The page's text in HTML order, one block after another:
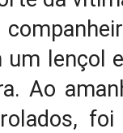
lençol
Ao